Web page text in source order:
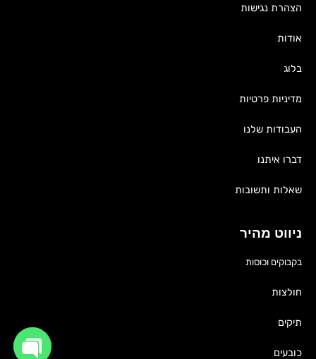
ניווט מהיר
בקבוקים וכוסות
חולצות
תיקים
כובעים
הצהרת נגישות
אודות
בלוג
מדיניות פרטיות
העבודות שלנו
דברו איתנו
שאלות ותשובות